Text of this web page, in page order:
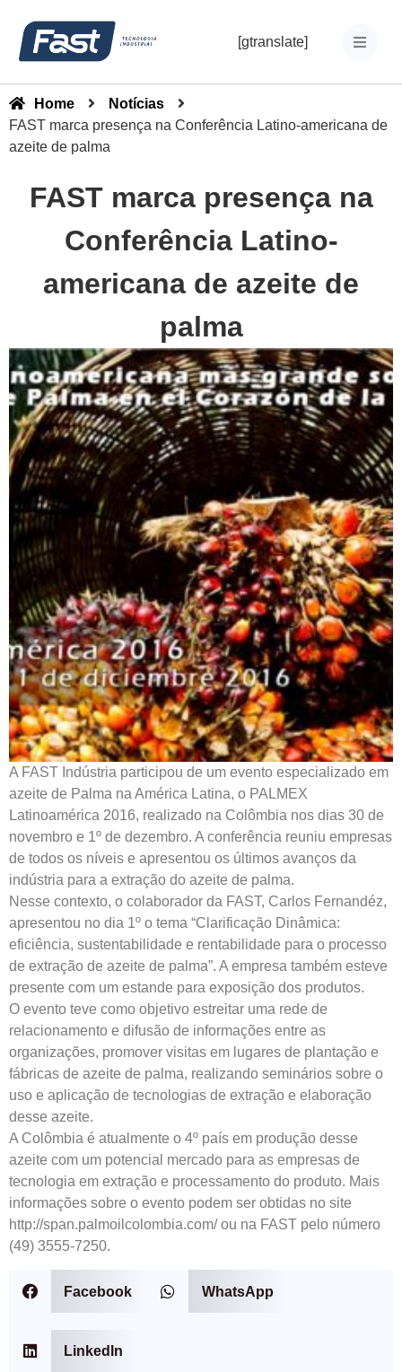
[gtranslate]
Home
Notícias
FAST marca presença na Conferência Latino-americana de
azeite de palma
FAST marca presença na
Conferência Latino-
americana de azeite de
palma
A FAST Indústria participou de um evento especializado em
azeite de Palma na América Latina, o PALMEX
Latinoamérica 2016, realizado na Colômbia nos dias 30 de
novembro e 1º de dezembro. A conferência reuniu empresas
de todos os níveis e apresentou os últimos avanços da
indústria para a extração do azeite de palma.
Nesse contexto, o colaborador da FAST, Carlos Fernandéz,
apresentou no dia 1º o tema “Clarificação Dinâmica:
eficiência, sustentabilidade e rentabilidade para o processo
de extração de azeite de palma”. A empresa também esteve
presente com um estande para exposição dos produtos.
O evento teve como objetivo estreitar uma rede de
relacionamento e difusão de informações entre as
organizações, promover visitas em lugares de plantação e
fábricas de azeite de palma, realizando seminários sobre o
uso e aplicação de tecnologias de extração e elaboração
desse azeite.
A Colômbia é atualmente o 4º país em produção desse
azeite com um potencial mercado para as empresas de
tecnologia em extração e processamento do produto. Mais
informações sobre o evento podem ser obtidas no site
http://span.palmoilcolombia.com/ ou na FAST pelo número
(49) 3555-7250.
Facebook WhatsApp
LinkedIn